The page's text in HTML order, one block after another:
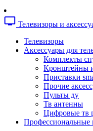
tv Телевизоры и
Телевизоры
Аксессуары для
Комплекты
Кронштейны
Приставки
Прочие
Пульты ду
Тв антенны
Цифровые тв
Профессиональные